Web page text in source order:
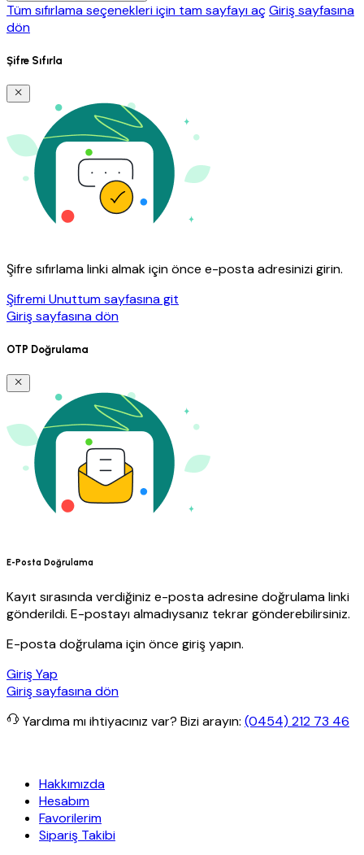
Tüm sıfırlama seçenekleri için tam sayfayı açGiriş sayfasına
dön
Şifre Sıfırla
Şifre sıfırlama linki almak için önce e-posta adresinizi girin.
Şifremi Unuttum sayfasına git
Giriş sayfasına dön
OTP Doğrulama
E-Posta Doğrulama
Kayıt sırasında verdiğiniz e-posta adresine doğrulama linki
gönderildi. E-postayı almadıysanız tekrar gönderebilirsiniz.
E-posta doğrulama için önce giriş yapın.
Giriş Yap
Giriş sayfasına dön
Yardıma mı ihtiyacınız var? Bizi arayın: (0454) 212 73 46
Hakkımızda
Hesabım
Favorilerim
Sipariş Takibi